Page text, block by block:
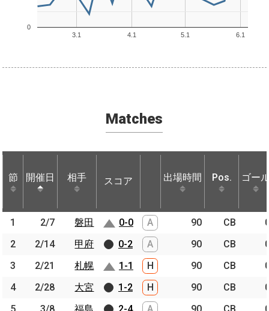
3.1 4.1 5.1 6.1
0
Matches
節 開催日 相手 スコア 出場時間 Pos. ゴー
節 開催日 相手 スコア 出場時間 Pos. ゴー
1 2/7 磐田 0-0 A 90 CB
2
2/14 甲府 0-2 A 90 CB
3
2/21 札幌 1-1 H 90 CB
4
2/28 大宮 1-2 H 90 CB
節 開催日 相手
1 2/7
磐田
2
2/14
甲府
3
2/21
札幌
4
2/28
大宮